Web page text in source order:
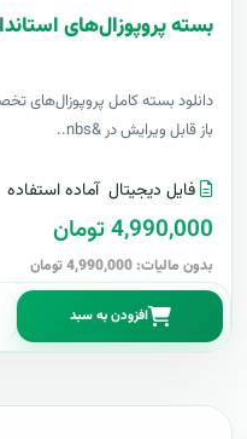
بسته پروپوزال‌های
دانلود بسته کامل پروپوزال‌های
باز قابل ویرایش در &nbs..
فایل دیجیتال آماده استفاده
4,990,000 تومان
بدون مالیات: 4,990,000 تومان
افزودن به سبد